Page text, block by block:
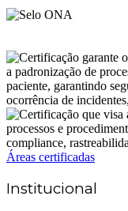
Áreas certificadas
Institucional